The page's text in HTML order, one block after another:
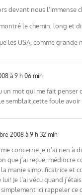
devant nous l’immense
montré le chemin, long et
les USA, comme
à 9 h 06 min
un mot qui me fait
semblait,cette foule
2008 à 9 h 32 min
me concerne je n’ai rien à
que j’ai reçue, médiocre
la manie simplificatrice et
Je l’ai vécu quand
simplement ici rappeler